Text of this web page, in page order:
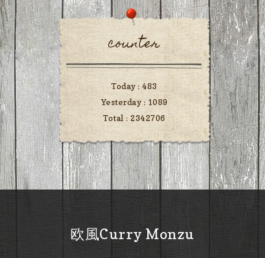
counter
Today :483
Yesterday : 1089
Total : 2342706
欧風Curry Monzu